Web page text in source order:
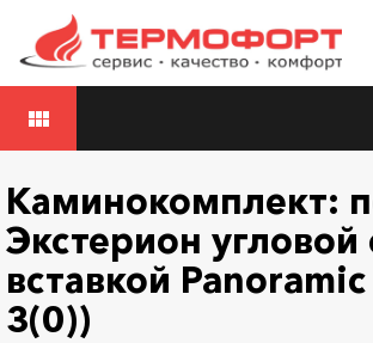
view_module
Каминокомплект:
Экстерион угловой
вставкой
3(0))